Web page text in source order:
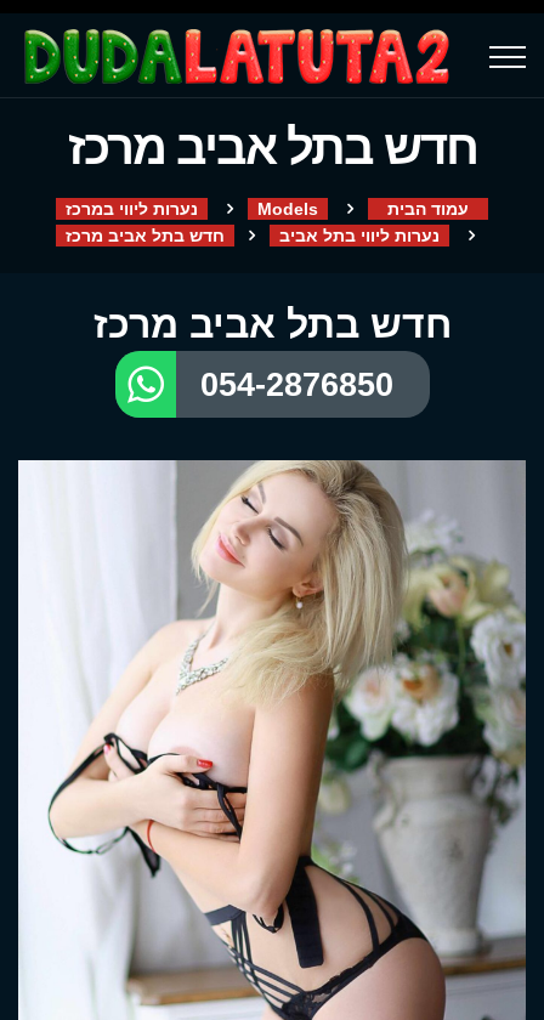
חדש בתל אביב מרכז
עמוד הבית Models
נערות ליווי במרכז
נערות ליווי בתל אביב
חדש בתל אביב מרכז
חדש בתל אביב מרכז
054-2876850